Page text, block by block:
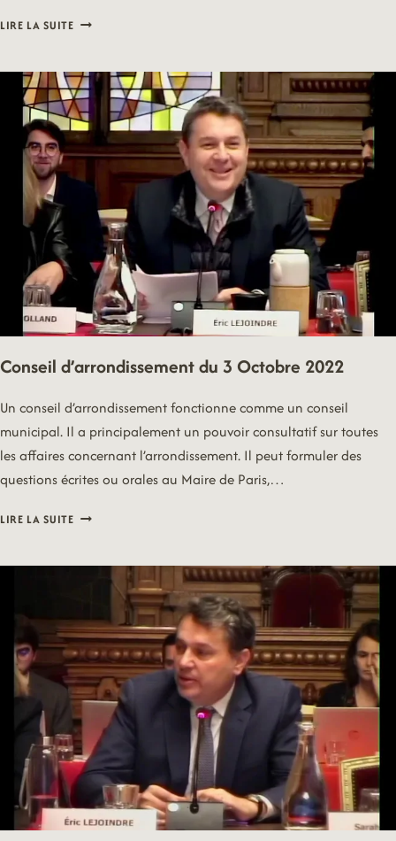
LIRE LA SUITECONSEIL
23
JUIN
2025
Conseil d’arrondissement du 3 Octobre 2022
Un conseil d’arrondissement fonctionne comme un conseil
municipal. Il a principalement un pouvoir consultatif sur toutes
les affaires concernant l’arrondissement. Il peut formuler des
questions écrites ou orales au Maire de Paris,…
LIRE LA SUITECONSEIL
3
OCTOBRE